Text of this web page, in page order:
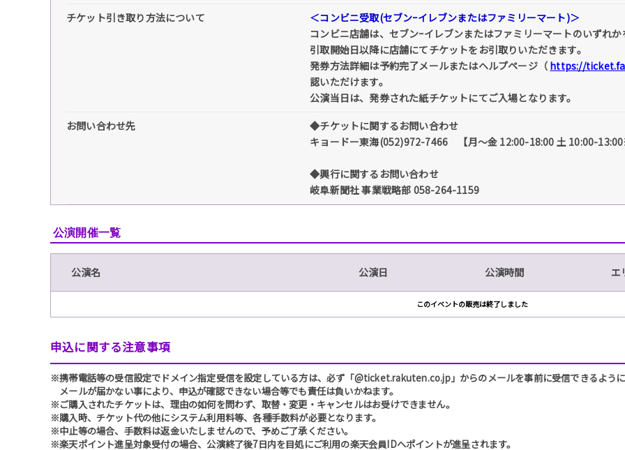
チケット引き取り方法について
＜コンビニ受取(セブンｰイレブンまたはファミリーマート)＞
コンビニ店舗は、セブンｰイレブンまたはファミリーマートのいずれか
引取開始日以降に店舗にてチケットをお引取りいただきます。
発券方法詳細は予約完了メールまたはヘルプページ（ https://
認いただけます。
公演当日は、発券された紙チケットにてご入場となります。
お問い合わせ先
◆チケットに関するお問い合わせ
キョードー東海(052)972-7466 【月～金 12:00-18:00 土 10:00-
◆興行に関するお問い合わせ
岐阜新聞社 事業戦略部 058-264-1159
公演開催一覧
公演名 公演日 公演時間 エ
このイベントの販売は終了しました
申込に関する注意事項
※携帯電話等の受信設定でドメイン指定受信を設定している方は、必ず「@ticket.rakuten.co.jp」からのメールを事前に受信できるように
メールが届かない事により、申込が確認できない場合等でも責任は負いかねます。
※ご購入されたチケットは、理由の如何を問わず、取替・変更・キャンセルはお受けできません。
※購入時、チケット代の他にシステム利用料等、各種手数料が必要となります。
※中止等の場合、手数料は返金いたしませんので、予めご了承ください。
※楽天ポイント進呈対象受付の場合、公演終了後7日内を目処にご利用の楽天会員IDへポイントが進呈されます。